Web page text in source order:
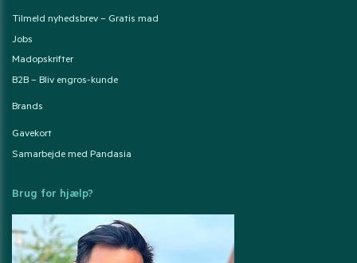
Tilmeld nyhedsbrev – Gratis mad
Jobs
Madopskrifter
B2B – Bliv engros-kunde
Brands
Gavekort
Samarbejde med Pandasia
Brug for hjælp?